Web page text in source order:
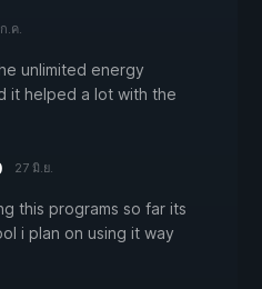
.ค.
unlimited energy
it helped a lot with the
27 มิ.ย.
this programs so far its
i plan on using it way